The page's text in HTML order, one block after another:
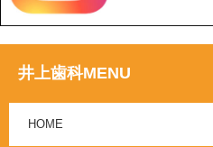
井上歯科MENU
HOME